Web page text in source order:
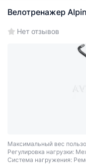
Велотренажер
Нет отзывов
Максимальный вес
Регулировка нагрузки:
Система нагружения: